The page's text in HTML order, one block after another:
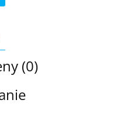
(0)